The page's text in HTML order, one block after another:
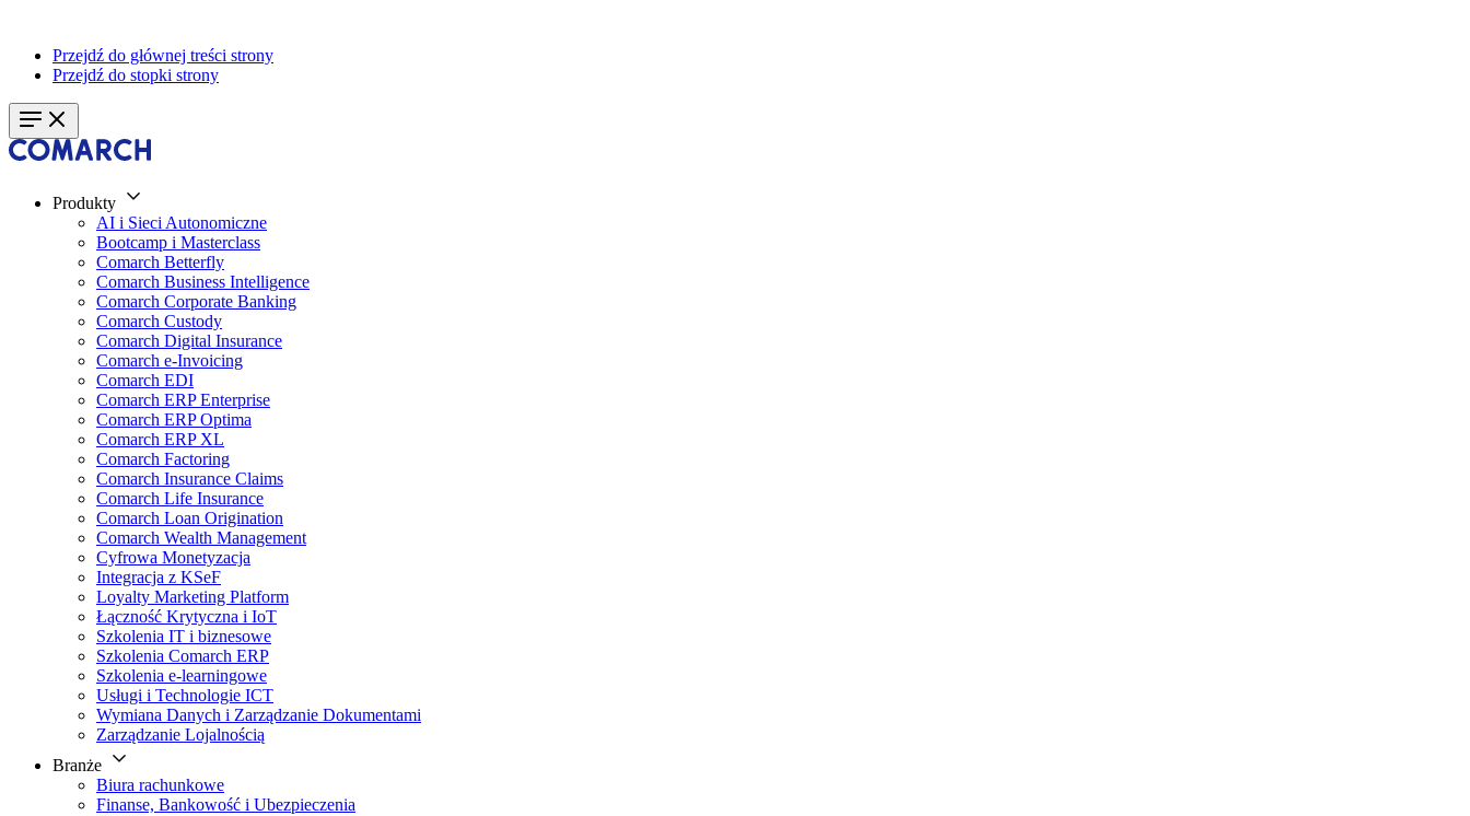
Przejdź do głównej treści strony
Przejdź do stopki strony
Produkty
AI i Sieci Autonomiczne
Bootcamp i Masterclass
Comarch Betterfly
Comarch Business Intelligence
Comarch Corporate Banking
Comarch Custody
Comarch Digital Insurance
Comarch e-Invoicing
Comarch EDI
Comarch ERP Enterprise
Comarch ERP Optima
Comarch ERP XL
Comarch Factoring
Comarch Insurance Claims
Comarch Life Insurance
Comarch Loan Origination
Comarch Wealth Management
Cyfrowa Monetyzacja
Integracja z KSeF
Loyalty Marketing Platform
Łączność Krytyczna i IoT
Szkolenia IT i biznesowe
Szkolenia Comarch ERP
Szkolenia e-learningowe
Usługi i Technologie ICT
Wymiana Danych i Zarządzanie Dokumentami
Zarządzanie Lojalnością
Branże
Biura rachunkowe
Finanse, Bankowość i Ubezpieczenia